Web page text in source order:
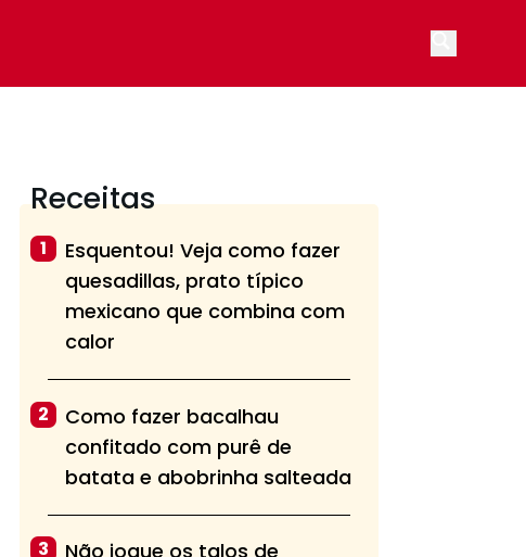
Receitas
1
Esquentou! Veja como fazer
quesadillas, prato típico
mexicano que combina com
calor
2
Como fazer bacalhau
confitado com purê de
batata e abobrinha salteada
3
Não jogue os talos de